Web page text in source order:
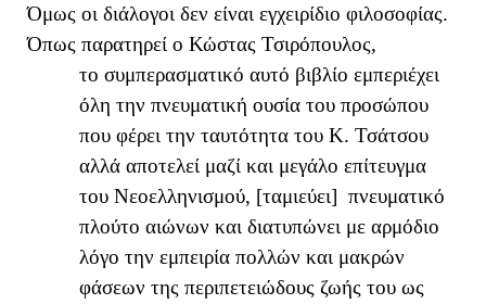
Όμως οι διάλογοι δεν είναι εγχειρίδιο φιλοσοφίας.
Όπως παρατηρεί ο Κώστας Τσιρόπουλος,
το συμπερασματικό αυτό βιβλίο εμπεριέχει
όλη την πνευματική ουσία του προσώπου
που φέρει την ταυτότητα του Κ. Τσάτσου
αλλά αποτελεί μαζί και μεγάλο επίτευγμα
του Νεοελληνισμού, [ταμιεύει] πνευματικό
πλούτο αιώνων και διατυπώνει με αρμόδιο
λόγο την εμπειρία πολλών και μακρών
φάσεων της περιπετειώδους ζωής του ως